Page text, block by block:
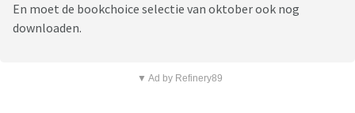
En moet de bookchoice selectie van oktober ook nog
downloaden.
▼ Ad by Refinery89